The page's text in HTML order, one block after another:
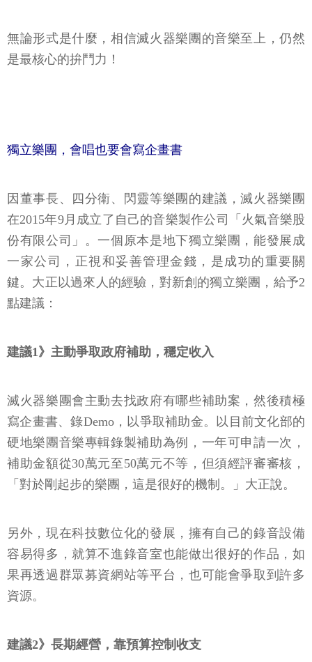
無論形式是什麼，相信滅火器樂團的音樂至上，仍然
是最核心的拚鬥力！
獨立樂團，會唱也要會寫企畫書
因董事長、四分衛、閃靈等樂團的建議，滅火器樂團
在2015年9月成立了自己的音樂製作公司「火氣音樂股
份有限公司」。一個原本是地下獨立樂團，能發展成
一家公司，正視和妥善管理金錢，是成功的重要關
鍵。大正以過來人的經驗，對新創的獨立樂團，給予2
點建議：
建議1》主動爭取政府補助，穩定收入
滅火器樂團會主動去找政府有哪些補助案，然後積極
寫企畫書、錄Demo，以爭取補助金。以目前文化部的
硬地樂團音樂專輯錄製補助為例，一年可申請一次，
補助金額從30萬元至50萬元不等，但須經評審審核，
「對於剛起步的樂團，這是很好的機制。」大正說。
另外，現在科技數位化的發展，擁有自己的錄音設備
容易得多，就算不進錄音室也能做出很好的作品，如
果再透過群眾募資網站等平台，也可能會爭取到許多
資源。
建議2》長期經營，靠預算控制收支